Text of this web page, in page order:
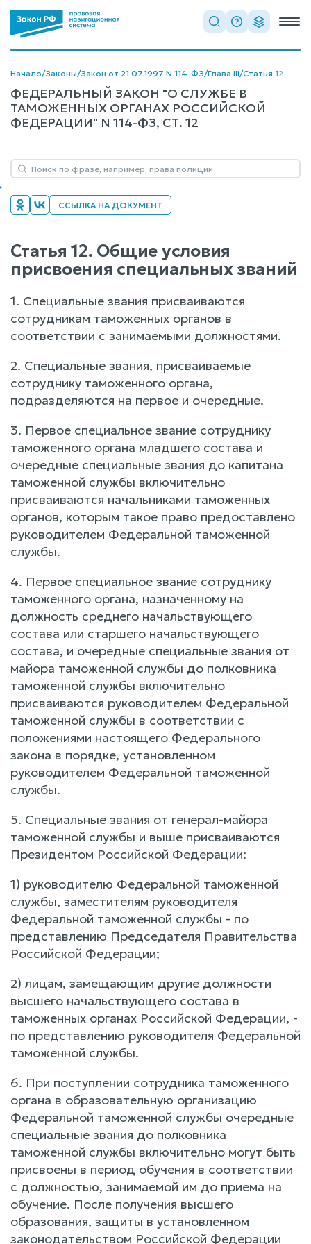
Начало/Законы/Закон от 21.07.1997 N 114-ФЗ/Глава III/Статья 12
ФЕДЕРАЛЬНЫЙ ЗАКОН "О СЛУЖБЕ В
ТАМОЖЕННЫХ ОРГАНАХ РОССИЙСКОЙ
ФЕДЕРАЦИИ" N 114-ФЗ, СТ. 12
ССЫЛКА НА ДОКУМЕНТ
Статья 12. Общие условия
присвоения специальных званий
1. Специальные звания присваиваются
сотрудникам таможенных органов в
соответствии с занимаемыми должностями.
2. Специальные звания, присваиваемые
сотруднику таможенного органа,
подразделяются на первое и очередные.
3. Первое специальное звание сотруднику
таможенного органа младшего состава и
очередные специальные звания до капитана
таможенной службы включительно
присваиваются начальниками таможенных
органов, которым такое право предоставлено
руководителем Федеральной таможенной
службы.
4. Первое специальное звание сотруднику
таможенного органа, назначенному на
должность среднего начальствующего
состава или старшего начальствующего
состава, и очередные специальные звания от
майора таможенной службы до полковника
таможенной службы включительно
присваиваются руководителем Федеральной
таможенной службы в соответствии с
положениями настоящего Федерального
закона в порядке, установленном
руководителем Федеральной таможенной
службы.
5. Специальные звания от генерал-майора
таможенной службы и выше присваиваются
Президентом Российской Федерации:
1) руководителю Федеральной таможенной
службы, заместителям руководителя
Федеральной таможенной службы - по
представлению Председателя Правительства
Российской Федерации;
2) лицам, замещающим другие должности
высшего начальствующего состава в
таможенных органах Российской Федерации, -
по представлению руководителя Федеральной
таможенной службы.
6. При поступлении сотрудника таможенного
органа в образовательную организацию
Федеральной таможенной службы очередные
специальные звания до полковника
таможенной службы включительно могут быть
присвоены в период обучения в соответствии
с должностью, занимаемой им до приема на
обучение. После получения высшего
образования, защиты в установленном
законодательством Российской Федерации